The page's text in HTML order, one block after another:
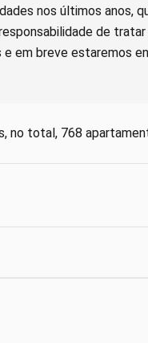
nos últimos anos,
de
em breve estaremos
no total, 768